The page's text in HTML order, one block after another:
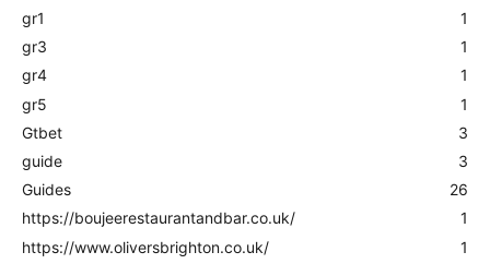
gr1
1
gr3
1
gr4
1
gr5
1
Gtbet
3
guide
3
Guides
26
https://boujeerestaurantandbar.co.uk/
1
https://www.oliversbrighton.co.uk/
1